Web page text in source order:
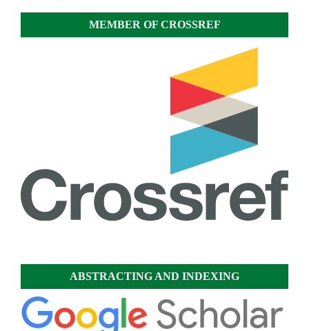
MEMBER OF CROSSREF
ABSTRACTING AND INDEXING